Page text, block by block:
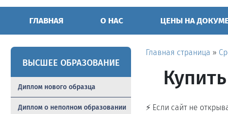
ГЛАВНАЯ О НАС ЦЕНЫ НА
ВЫСШЕЕ ОБРАЗОВАНИЕ
Диплом нового образца
Диплом о неполном образовании
Главная страница »
⚡ Если сайт не